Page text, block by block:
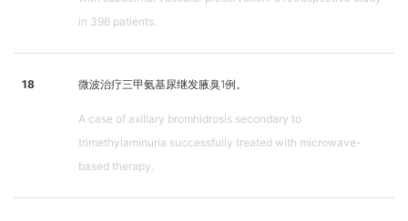
in 396 patients.
18 微波治疗三甲氨基尿继发腋臭1例。
A case of axillary bromhidrosis secondary to
trimethylaminuria successfully treated with microwave-
based therapy.